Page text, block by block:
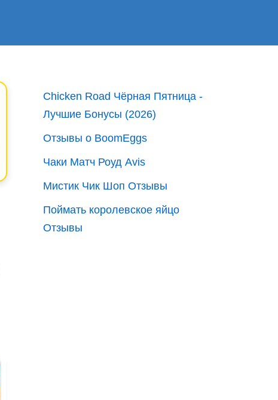
Chicken Road Чёрная Пятница -
Лучшие Бонусы (2026)
Отзывы о BoomEggs
Чаки Матч Роуд Avis
Мистик Чик Шоп Отзывы
Поймать королевское яйцо
Отзывы